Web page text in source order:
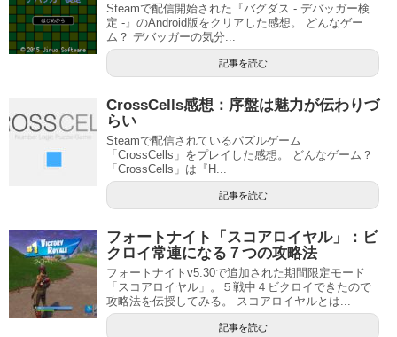
Steamで配信開始された『バグダス - デバッガー検
定 -』のAndroid版をクリアした感想。 どんなゲー
ム？ デバッガーの気分...
記事を読む
CrossCells感想：序盤は魅力が伝わりづ
らい
Steamで配信されているパズルゲーム
「CrossCells」をプレイした感想。 どんなゲーム？
「CrossCells」は『H...
記事を読む
フォートナイト「スコアロイヤル」：ビ
クロイ常連になる７つの攻略法
フォートナイトv5.30で追加された期間限定モード
「スコアロイヤル」。５戦中４ビクロイできたので
攻略法を伝授してみる。 スコアロイヤルとは...
記事を読む